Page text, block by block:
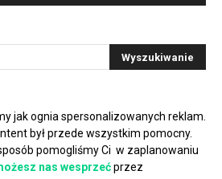
jak ognia spersonalizowanych reklam.
był przede wszystkim pomocny.
pomogliśmy Ci w zaplanowaniu
nas wesprzećprzez